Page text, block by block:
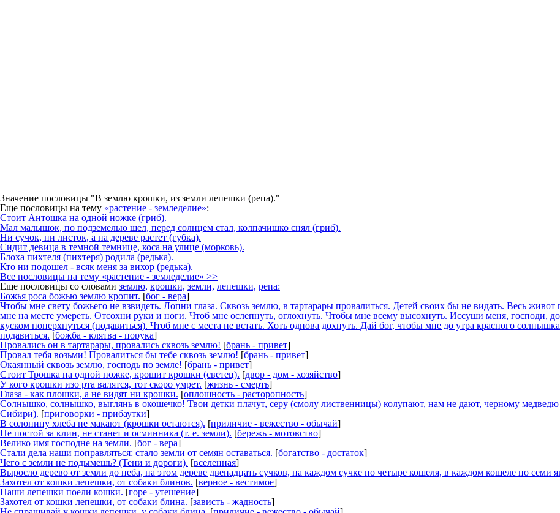
Значение пословицы "В землю крошки, из земли лепешки (репа)."
Еще пословицы на тему «растение - земледелие»:
Стоит Антошка на одной ножке (гриб).
Мал малышок, по подземелью шел, перед солнцем стал, колпачишко снял (гриб).
Ни сучок, ни листок, а на дереве растет (губка).
Сидит девица в темной темнице, коса на улице (морковь).
Блоха пихтеля (пихтеря) родила (редька).
Кто ни подошел - всяк меня за вихор (редька).
Все пословицы на тему «растение - земледелие» >>
Еще пословицы со словами землю, крошки, земли, лепешки, репа:
Божья роса божью землю кропит. [бог - вера]
Чтобы мне свету божьего не взвидеть. Лопни глаза. Сквозь землю, в тартарары провалиться. Детей своих бы не видать. Весь
мне на месте умереть. Отсохни руки и ноги. Чтоб мне ослепнуть, оглохнуть. Чтобы мне всему высохнуть. Иссуши меня, господи,
куском поперхнуться (подавиться). Чтоб мне с места не встать. Хоть однова дохнуть. Дай бог, чтобы мне до утра красного
подавиться. [божба - клятва - порука]
Провались он в тартарары, провались сквозь землю! [брань - привет]
Провал тебя возьми! Провалиться бы тебе cквoзь землю! [брань - привет]
Окаянный сквозь землю, господь по земле! [брань - привет]
Стоит Трошка на одной ножке, крошит крошки (светец). [двор - дом - хозяйство]
У кого крошки изо рта валятся, тот скоро умрет. [жизнь - смерть]
Глаза - как плошки, а не видят ни крошки. [оплошность - расторопность]
Солнышко, солнышко, выглянь в окошечко! Твои детки плачут, серу (смолу лиственницы) колупают, нам не дают, черному
Сибири). [приговорки - прибаутки]
В солонину хлеба не макают (крошки остаются). [приличие - вежество - обычай]
Не постой за клин, не станет и осминника (т. е. земли). [бережь - мотовство]
Велико имя господне на земли. [бог - вера]
Стали дела наши поправляться: стало земли от семян оставаться. [богатство - достаток]
Чего с земли не подымешь? (Тени и дороги). [вселенная]
Выросло дерево от земли до неба, на этом дереве двенадцать сучков, на каждом сучке по четыре кошеля, в каждом кошеле по семи
Захотел от кошки лепешки, от собаки блинов. [верное - вестимое]
Наши лепешки поели кошки. [горе - утешение]
Захотел от кошки лепешки, от собаки блина. [зависть - жадность]